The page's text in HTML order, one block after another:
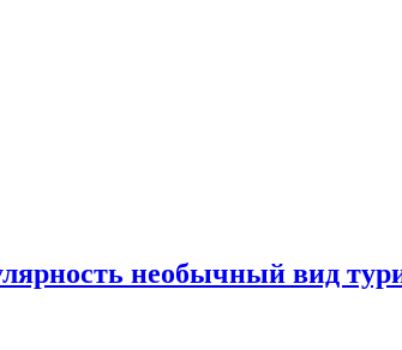
необычный вид